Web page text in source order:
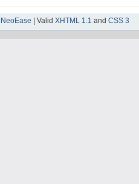
NeoEase | Valid XHTML 1.1 and CSS 3